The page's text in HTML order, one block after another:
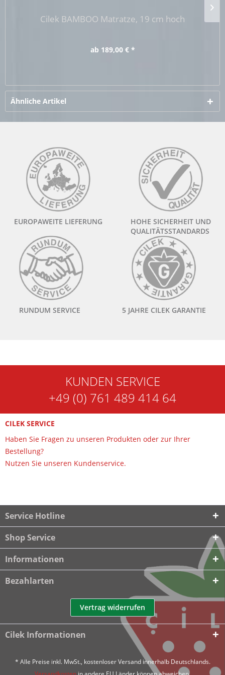
Cilek BAMBOO Matratze, 19 cm hoch
ab 189,00 € *
Ähnliche Artikel
EUROPAWEITE LIEFERUNG
HOHE SICHERHEIT UND
QUALITÄTSSTANDARDS
RUNDUM SERVICE 5 JAHRE CILEK GARANTIE
KUNDEN SERVICE
+49 (0) 761 489 414 64
CILEK SERVICE
Haben Sie Fragen zu unseren Produkten oder zur Ihrer
Bestellung?
Nutzen Sie unseren Kundenservice.
Service Hotline
Shop Service
Informationen
Bezahlarten
Vertrag widerrufen
Cilek Informationen
* Alle Preise inkl. MwSt., kostenloser Versand innerhalb Deutschlands.